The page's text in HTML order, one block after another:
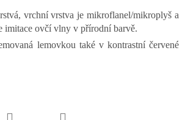
vrchní vrstva je mikroflanel/mikroplyš a
imitace ovčí vlny v přírodní barvě.
lemovkou také v kontrastní červené